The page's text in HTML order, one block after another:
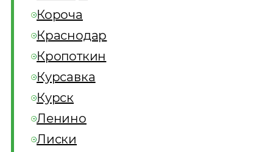
Короча
Краснодар
Кропоткин
Курсавка
Курск
Ленино
Лиски